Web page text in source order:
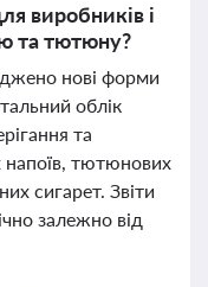
виробників і
та тютюну?
нові форми
облік
та
напоїв, тютюнових
сигарет. Звіти
залежно від